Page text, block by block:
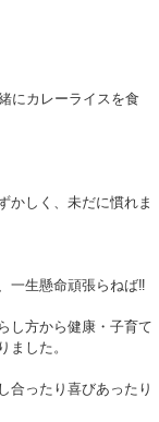
にカレーライスを食
かしく、未だに慣れま
一生懸命頑張らねば‼︎
し方から健康・子育て
ました。
合ったり喜びあったり